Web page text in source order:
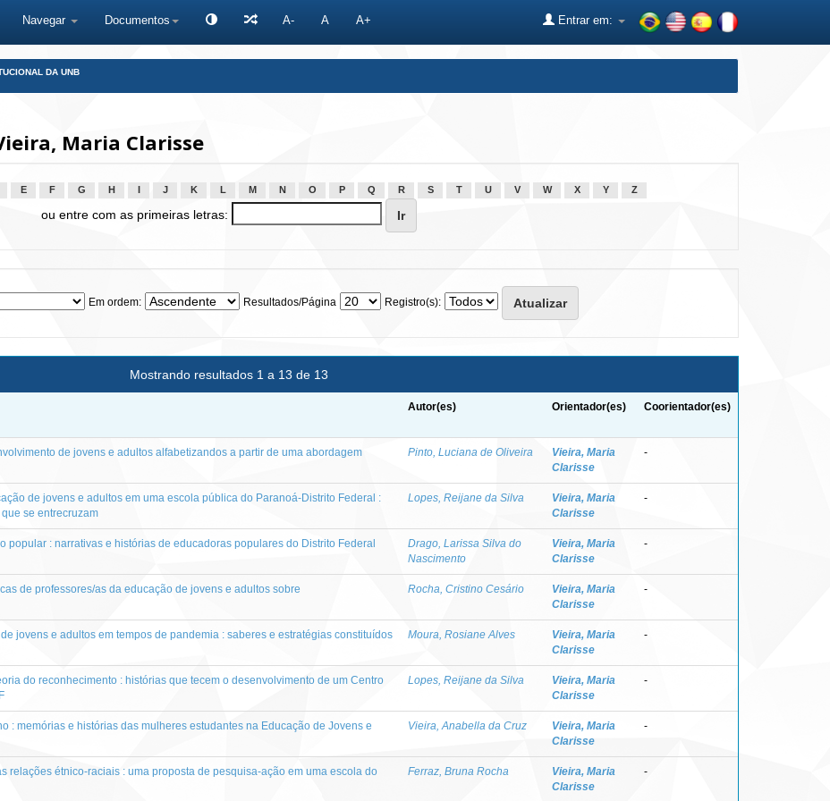
Navegar Documentos A- A A+ Entrar em:
DA UNB
Maria Clarisse
E F G H J K L M N O P Q R S T U V W X Y Z
ou entre com as primeiras letras:
Em ordem: Resultados/Página Registro(s):
Mostrando resultados 1 a 13 de 13
Autor(es) Orientador(es) Coorientador(es)
de jovens e adultos alfabetizandos a partir de uma abordagem
Pinto, Luciana de Oliveira
Vieira, Maria
Clarisse
-
de jovens e adultos em uma escola pública do Paranoá-Distrito Federal :
se entrecruzam
Lopes, Reijane da Silva
Vieira, Maria
Clarisse
-
popular : narrativas e histórias de educadoras populares do Distrito Federal
Drago, Larissa Silva do
Nascimento
Vieira, Maria
Clarisse
-
de professores/as da educação de jovens e adultos sobre
Rocha, Cristino Cesário
Vieira, Maria
Clarisse
-
jovens e adultos em tempos de pandemia : saberes e estratégias constituídos
Moura, Rosiane Alves
Vieira, Maria
Clarisse
-
do reconhecimento : histórias que tecem o desenvolvimento de um Centro
Lopes, Reijane da Silva
Vieira, Maria
Clarisse
-
: memórias e histórias das mulheres estudantes na Educação de Jovens e
Vieira, Anabella da Cruz
Vieira, Maria
Clarisse
-
relações étnico-raciais : uma proposta de pesquisa-ação em uma escola do
Ferraz, Bruna Rocha
Vieira, Maria
Clarisse
-